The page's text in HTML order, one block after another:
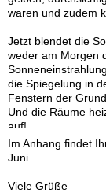
waren und zudem
Jetzt blendet die
weder am Morgen
die Spiegelung in
Fenstern der
Und die Räume
auf!
Im Anhang findet
Juni.
Viele Grüße